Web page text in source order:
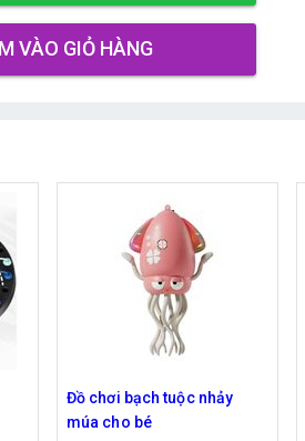
VÀO GIỎ HÀNG
Đồ chơi bạch tuộc nhảy
múa cho bé